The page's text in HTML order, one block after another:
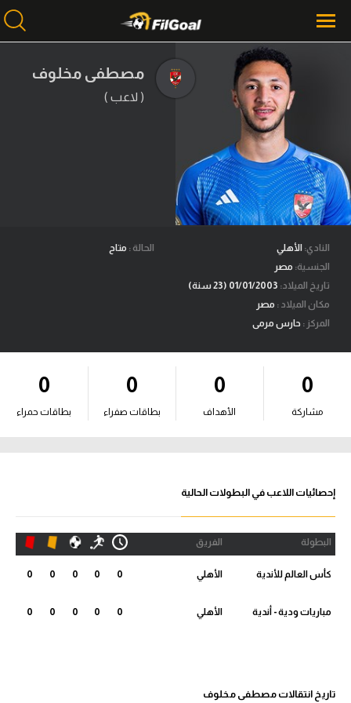
محتوى إخباري
الرئيسية
أخبار
مباريات
ميركاتو
فانتازي في الجول
مسابقة التوقعات
فيديوهات
آراء حرة
ركن الألعاب
الدوري الإنجليزي الممتاز
الدوري الإسباني
الدوري الفرنسي
مصطفى مخلوف
( لاعب )
النادي: الأهلي
الجنسية: مصر
تاريخ الميلاد:
مكان الميلاد : مصر
المركز : حارس مرمى
الحالة : متاح
0
مشاركة
0
الأهداف
0
بطاقات صفراء
0
بطاقات حمراء
إحصائيات اللاعب في البطولات الحالية
البطولة الفريق
كأس العالم للأندية الأهلي 0
0
0
0
0
مباريات ودية - أندية الأهلي 0
0
0
0
0
تاريخ انتقالات مصطفى مخلوف